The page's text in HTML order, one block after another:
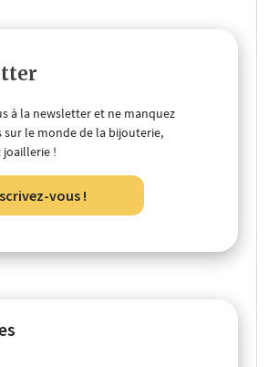
à la newsletter et ne manquez
sur le monde de la bijouterie,
!
vous !